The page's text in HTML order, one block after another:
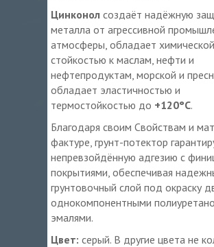
Цинконол создаёт надёжную
металла от агрессивной
атмосферы, обладает химической
стойкостью к маслам, нефти и
нефтепродуктам, морской и
обладает эластичностью и
термостойкостью до +120°С.
Благодаря своим Свойствам и
фактуре, грунт-потектор
непревзойдённую адгезию с
покрытиями, обеспечивая
грунтовочный слой под окраску
однокомпонентными
эмалями.
Цвет: серый. В другие цвета не